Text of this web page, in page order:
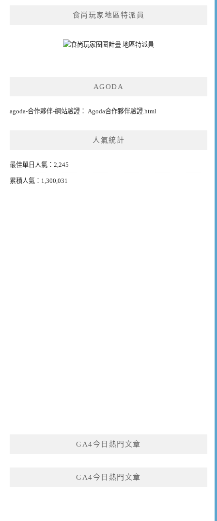
食尚玩家地區特派員
AGODA
agoda-合作夥伴-網站驗證： Agoda合作夥伴驗證.html
人氣統計
最佳單日人氣：2,245
累積人氣：1,300,031
GA4今日熱門文章
GA4今日熱門文章